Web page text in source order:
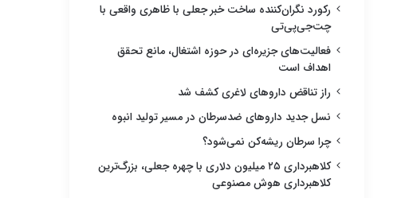
رکورد نگران‌کننده ساخت خبر جعلی با ظاهری واقعی با
چت‌جی‌پی‌تی
فعالیت‌های جزیره‌ای در حوزه اشتغال، مانع تحقق
اهداف است
راز تناقض داروهای لاغری کشف شد
نسل جدید داروهای ضدسرطان در مسیر تولید انبوه
چرا سرطان ریشه‌کن نمی‌شود؟
کلاهبرداری ۲۵ میلیون دلاری با چهره جعلی، بزرگ‌ترین
کلاهبرداری هوش مصنوعی